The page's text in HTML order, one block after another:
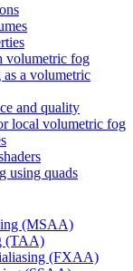
volumetric fog
a volumetric
and quality
local volumetric fog
using quads
(MSAA)
(TAA)
(FXAA)